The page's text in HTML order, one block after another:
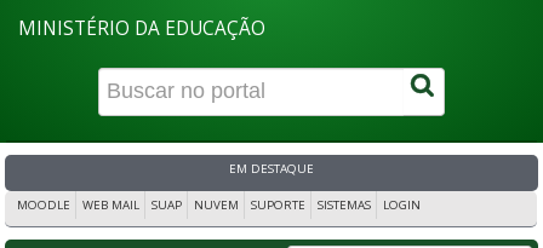
MINISTÉRIO DA EDUCAÇÃO
EM DESTAQUE
MOODLE WEB MAIL SUAP NUVEM SUPORTE SISTEMAS LOGIN